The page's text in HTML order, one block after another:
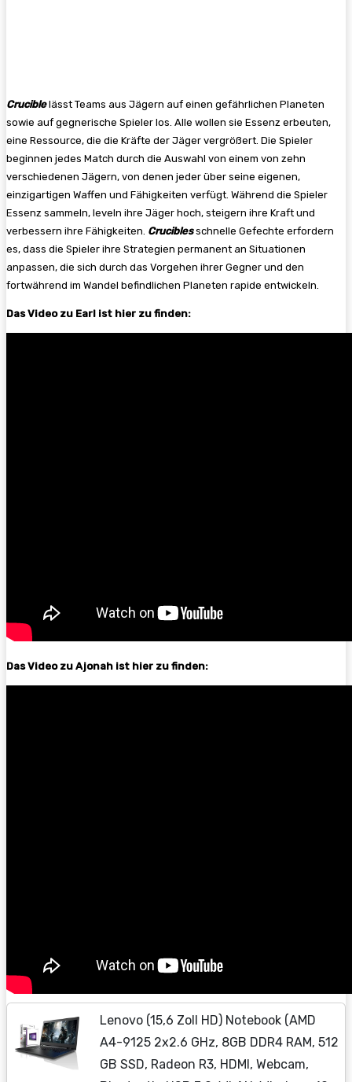
Cruciblelässt Teams aus Jägern auf einen gefährlichen Planeten
sowie auf gegnerische Spieler los. Alle wollen sie Essenz erbeuten,
eine Ressource, die die Kräfte der Jäger vergrößert. Die Spieler
beginnen jedes Match durch die Auswahl von einem von zehn
verschiedenen Jägern, von denen jeder über seine eigenen,
einzigartigen Waffen und Fähigkeiten verfügt. Während die Spieler
Essenz sammeln, leveln ihre Jäger hoch, steigern ihre Kraft und
verbessern ihre Fähigkeiten. Cruciblesschnelle Gefechte erfordern
es, dass die Spieler ihre Strategien permanent an Situationen
anpassen, die sich durch das Vorgehen ihrer Gegner und den
fortwährend im Wandel befindlichen Planeten rapide entwickeln.
Das Video zu Earl ist hier zu finden:
Das Video zu Ajonah ist hier zu finden:
Lenovo (15,6 Zoll HD) Notebook (AMD
A4-9125 2x2.6 GHz, 8GB DDR4 RAM, 512
GB SSD, Radeon R3, HDMI, Webcam,